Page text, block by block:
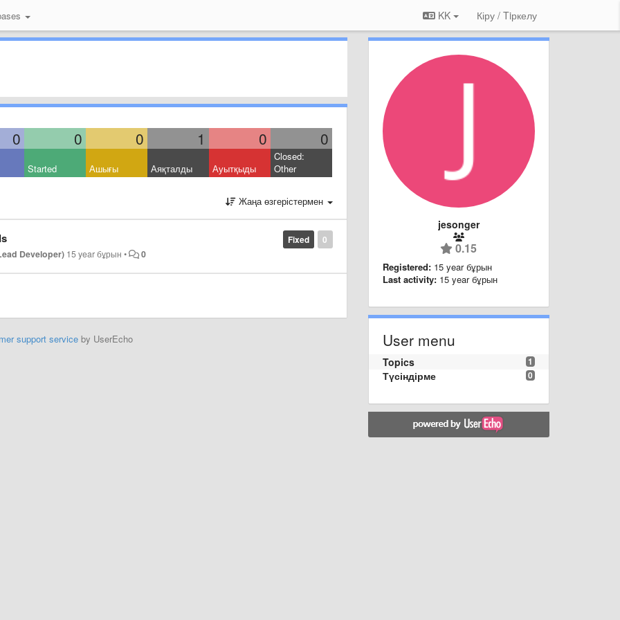
KK Кіру / Tiркелу
0 0 0 1 0 0
Started Ашығы Аяқталды Ауытқыды
Closed:
Other
Жаңа өзгерістермен
0
Fixed
Developer) 15 year бұрын • 0
support serviceby UserEcho
jesonger
0.15
Registered: 15 year бұрын
Last activity: 15 year бұрын
User menu
1
Topics
0
Түсіндірме